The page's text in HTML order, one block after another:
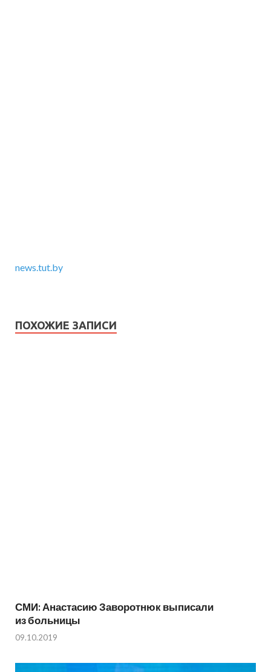
news.tut.by
ПОХОЖИЕ ЗАПИСИ
СМИ: Анастасию Заворотнюк выписали
из больницы
09.10.2019